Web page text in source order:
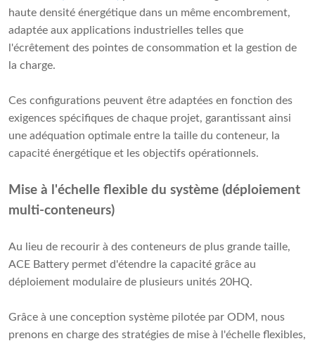
haute densité énergétique dans un même encombrement,
adaptée aux applications industrielles telles que
l'écrêtement des pointes de consommation et la gestion de
la charge.
Ces configurations peuvent être adaptées en fonction des
exigences spécifiques de chaque projet, garantissant ainsi
une adéquation optimale entre la taille du conteneur, la
capacité énergétique et les objectifs opérationnels.
Mise à l'échelle flexible du système (déploiement
multi-conteneurs)
Au lieu de recourir à des conteneurs de plus grande taille,
ACE Battery permet d'étendre la capacité grâce au
déploiement modulaire de plusieurs unités 20HQ.
Grâce à une conception système pilotée par ODM, nous
prenons en charge des stratégies de mise à l'échelle flexibles,